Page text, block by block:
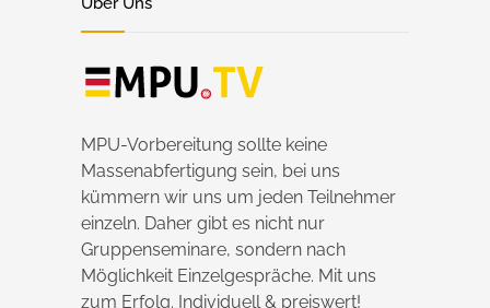
MPU-Vorbereitung sollte keine
Massenabfertigung sein, bei uns
kümmern wir uns um jeden Teilnehmer
einzeln. Daher gibt es nicht nur
Gruppenseminare, sondern nach
Möglichkeit Einzelgespräche. Mit uns
zum Erfolg. Individuell & preiswert!